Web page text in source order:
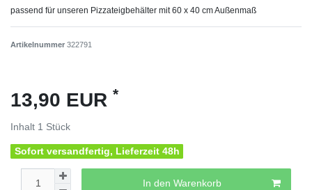
passend für unseren Pizzateigbehälter mit 60 x 40 cm Außenmaß
Artikelnummer 322791
13,90 EUR *
Inhalt 1 Stück
Sofort versandfertig, Lieferzeit 48h
In den Warenkorb